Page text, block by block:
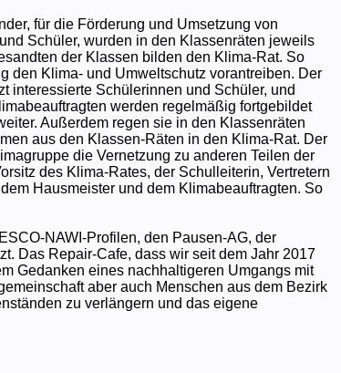
für die Förderung und Umsetzung von
Schüler, wurden in den Klassenräten jeweils
der Klassen bilden den Klima-Rat. So
den Klima- und Umweltschutz vorantreiben. Der
interessierte Schülerinnen und Schüler, und
werden regelmäßig fortgebildet
Außerdem regen sie in den Klassenräten
aus den Klassen-Räten in den Klima-Rat. Der
die Vernetzung zu anderen Teilen der
des Klima-Rates, der Schulleiterin, Vertretern
Hausmeister und dem Klimabeauftragten. So
NAWI-Profilen, den Pausen-AG, der
Das Repair-Cafe, dass wir seit dem Jahr 2017
Gedanken eines nachhaltigeren Umgangs mit
aber auch Menschen aus dem Bezirk
zu verlängern und das eigene